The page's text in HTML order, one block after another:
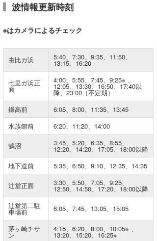
波情報更新時刻
※はカメラによるチェック
由比ガ浜 5:40、7:30、9:35、11:50、
13:15、16:20
七里ガ浜正
面
4:00、5:55、7:45、9:25※ 、
12:05、13:30、16:50、17:40以
降、23:00（不定期）
鎌高前
6:05、8:00、11:35、13:45
水族館前
6:20、11:20、14:00
鵠沼 3:45、5:20、6:35、8:55、
12:20、14:20、17:05、18:00以降
地下道前
5:35、6:50、9:10、12:35、14:35
辻堂正面 3:30、5:50、7:05、9:25、
12:50、14:50、17:20、18:00以降
辻堂第二駐
車場前 6:05、7:45、13:05、15:05
茅ヶ崎チサ
ン
4:15、6:20、8:00、10:05※ 、
13:20、15:20、16:25※
ショップ情報
湘南
伊豆
大阪
四国
ウラナミ
お知らせ
その他
ルール＆How to
サーファーズ